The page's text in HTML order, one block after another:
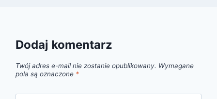
Dodaj komentarz
Twój adres e-mail nie zostanie opublikowany. Wymagane
pola są oznaczone *